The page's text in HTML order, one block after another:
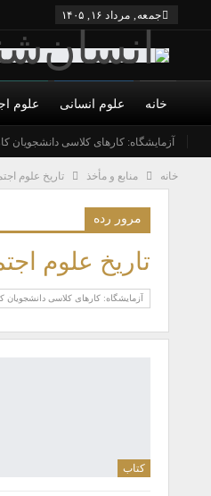
جمعه, مرداد ۱۶, ۱۴۰۵
خانه
درباره ما شورای عالی
علوم انسانی علوم
آزمایشگاه: کارهای کلاسی دانشجویان
خانه منابع و مأخذ تاریخ علوم
مرور رده
تاریخ علوم
آزمایشگاه: کارهای کلاسی دانشجویان
کتاب